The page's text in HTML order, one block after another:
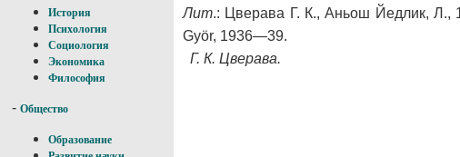
История
Психология
Социология
Экономика
Философия
- Общество
Образование
Лит.: Цверава Г. К., Аньош Йедлик, Л.,
Györ, 1936—39.
Г. К. Цверава.